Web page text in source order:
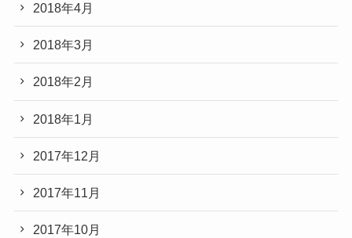
2018年4月
2018年3月
2018年2月
2018年1月
2017年12月
2017年11月
2017年10月